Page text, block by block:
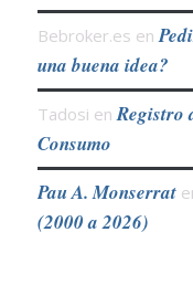
Bebroker.es en
una buena idea?
Tadosi en Registro
Consumo
Pau A. Monserrat
(2000 a 2026)